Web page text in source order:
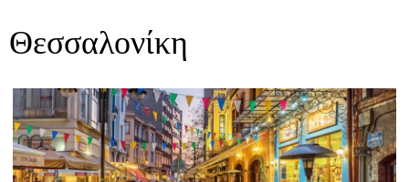
Θεσσαλονίκη